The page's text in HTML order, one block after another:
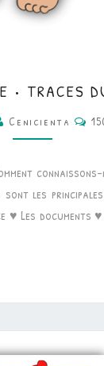
•
TRACES
DU
PASSÉ
• TRACES
Cenicienta
sont les
♥ Les